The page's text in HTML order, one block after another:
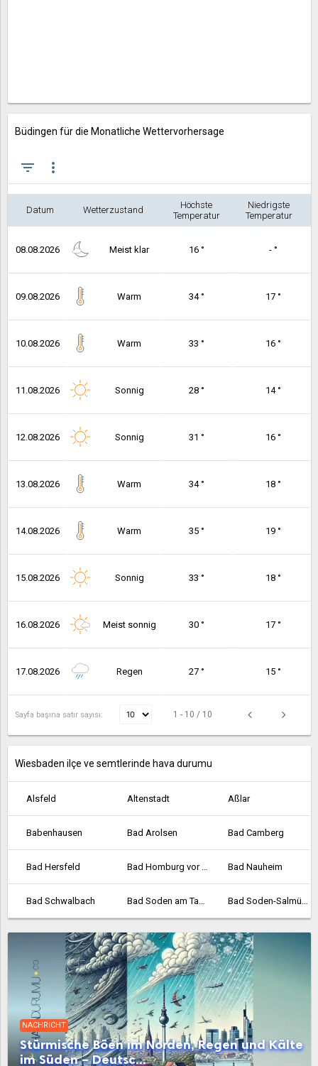
Büdingen für die Monatliche Wettervorhersage
filter_list more_vert
Datum Wetterzustand
Höchste
Temperatur
Niedrigste
Temperatur
08.08.2026 Meist klar 16 ° - °
09.08.2026 Warm 34 ° 17 °
10.08.2026 Warm 33 ° 16 °
11.08.2026 Sonnig 28 ° 14 °
12.08.2026 Sonnig 31 ° 16 °
13.08.2026 Warm 34 ° 18 °
14.08.2026 Warm 35 ° 19 °
15.08.2026 Sonnig 33 ° 18 °
16.08.2026 Meist sonnig 30 ° 17 °
17.08.2026 Regen 27 ° 15 °
Sayfa başına satır sayısı: 1 - 10 / 10
Wiesbaden ilçe ve semtlerinde hava durumu
Alsfeld Altenstadt Aßlar
Babenhausen Bad Arolsen Bad Camberg
Bad Hersfeld Bad Homburg vor der Höhe Bad Nauheim
Bad Schwalbach Bad Soden am Taunus Bad Soden-Salmünster
Bad Vilbel Bad Wildungen Baunatal
Bebra Bensheim Biedenkopf
Bischofsheim Bockenheim Borken
Bornheim Braunfels Bruchköbel
NACHRICHT
Stürmische Böen im Norden, Regen und Kälte
im Süden – Deutsc...